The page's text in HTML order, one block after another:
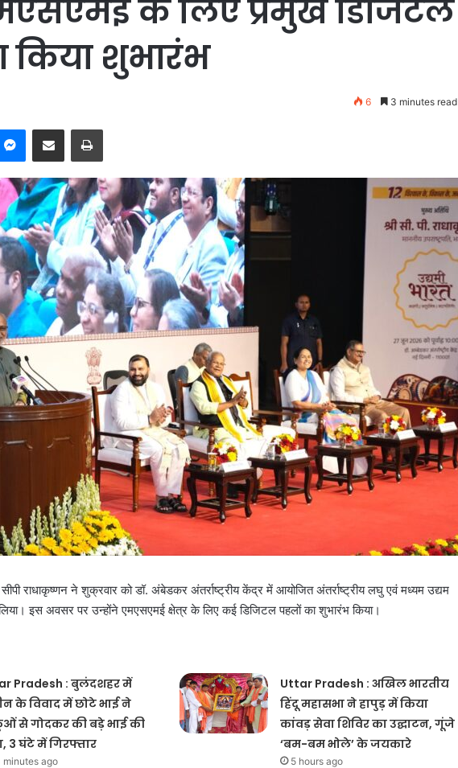
के लिए प्रमुख डिजिटल
किया शुभारंभ
6 3 minutes read
Messenger
Share via Email Print
सीपी राधाकृष्णन ने शुक्रवार को डॉ. अंबेडकर अंतर्राष्ट्रीय केंद्र में आयोजित अंतर्राष्ट्रीय लघु एवं मध्यम उद्यम
इस अवसर पर उन्होंने एमएसएमई क्षेत्र के लिए कई डिजिटल पहलों का शुभारंभ किया।
Pradesh : बुलंदशहर में
के विवाद में छोटे भाई ने
से गोदकर की बड़े भाई की
3 घंटे में गिरफ्तार
minutes ago
Uttar Pradesh : अखिल भारतीय
हिंदू महासभा ने हापुड़ में किया
कांवड़ सेवा शिविर का उद्घाटन, गूंजे
‘बम-बम भोले’ के जयकारे
5 hours ago